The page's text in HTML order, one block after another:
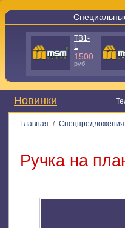
Специальные
TS3-L50 -
C
288руб.
A640 GR-C
руб.
Новинки Тел.:
Главная / Спецпредложения
Ручка на